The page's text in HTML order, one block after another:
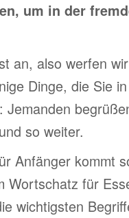
um in der
an, also werfen
Dinge, die Sie
Jemanden
so weiter.
Anfänger kommt
Wortschatz für
wichtigsten